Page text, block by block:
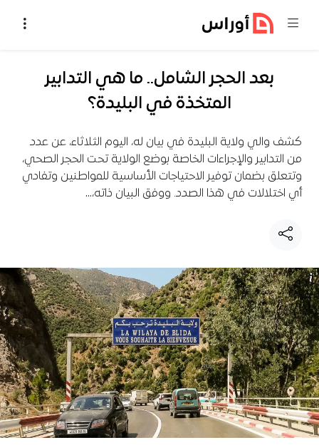
بعد الحجر الشامل.. ما هي التدابير
المتخذة في البليدة؟
كشف والي ولاية البليدة في بيان له، اليوم الثلاثاء، عن عدد
من التدابير والإجراءات الخاصة بوضع الولاية تحت الحجر الصحي،
وتتعلق بضمان توفير الاحتياجات الأساسية للمواطنين وتفادي
أي اختلالات في هذا الصدد. ووفق البيان ذاته،…